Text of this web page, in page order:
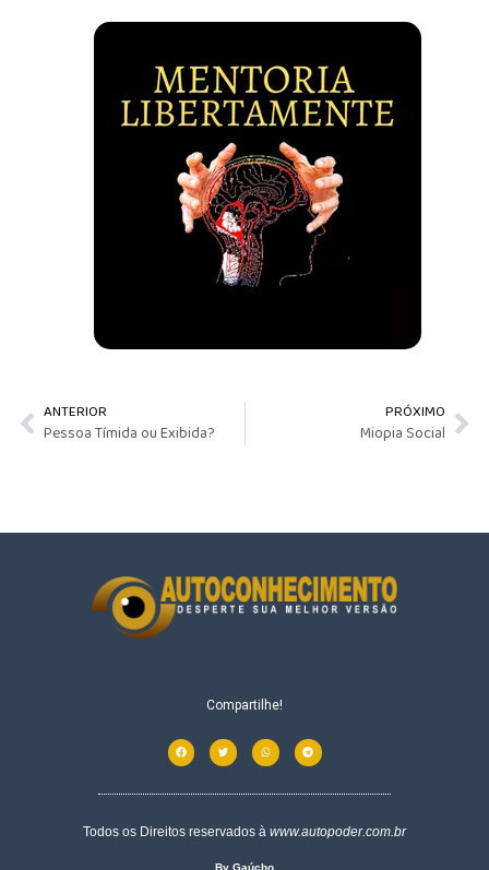
ANTERIOR
Pessoa Tímida ou Exibida?
PRÓXIMO
Miopia Social
Compartilhe!
Todos os Direitos reservados à www.autopoder.com.br
By Gaúcho